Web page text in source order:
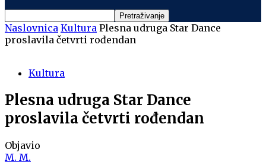
Naslovnica Kultura Plesna udruga Star Dance
proslavila četvrti rođendan
Kultura
Plesna udruga Star Dance
proslavila četvrti rođendan
Objavio
M. M.